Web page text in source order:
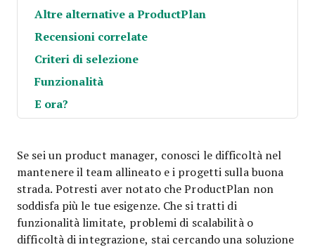
Altre alternative a ProductPlan
Recensioni correlate
Criteri di selezione
Funzionalità
E ora?
Se sei un product manager, conosci le difficoltà nel
mantenere il team allineato e i progetti sulla buona
strada. Potresti aver notato che ProductPlan non
soddisfa più le tue esigenze. Che si tratti di
funzionalità limitate, problemi di scalabilità o
difficoltà di integrazione, stai cercando una soluzione